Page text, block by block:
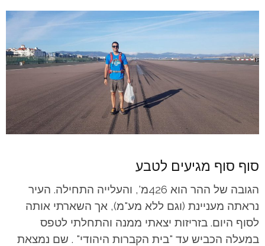
סוף סוף מגיעים לטבע
הגובה של ההר הוא 426מ', והעלייה התחילה. העיר
נראתה מעניינת (וגם ללא מע"מ), אך השארתי אותה
לסוף היום. בזריזות יצאתי ממנה והתחלתי לטפס
במעלה הכביש עד "בית הקברות היהודי" . שם נמצאת